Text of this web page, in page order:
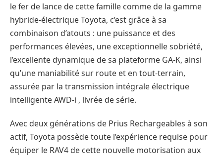
le fer de lance de cette famille comme de la gamme
hybride-électrique Toyota, c’est grâce à sa
combinaison d’atouts : une puissance et des
performances élevées, une exceptionnelle sobriété,
l’excellente dynamique de sa plateforme GA-K, ainsi
qu’une maniabilité sur route et en tout-terrain,
assurée par la transmission intégrale électrique
intelligente AWD-i , livrée de série.
Avec deux générations de Prius Rechargeables à son
actif, Toyota possède toute l’expérience requise pour
équiper le RAV4 de cette nouvelle motorisation aux